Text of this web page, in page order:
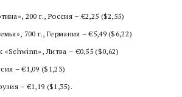
200 г., Россия – €2,25 ($2,55)
700 г., Германия – €5,49 ($6,22)
Литва – €0,55 ($0,62)
– €1,09 ($1,23)
– €1,19 ($1,35).